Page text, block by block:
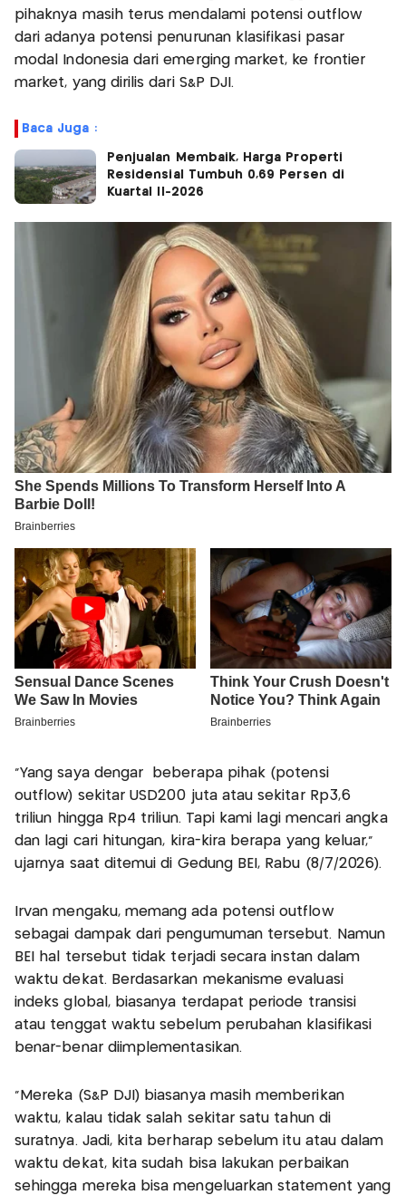
pihaknya masih terus mendalami potensi outflow
dari adanya potensi penurunan klasifikasi pasar
modal Indonesia dari emerging market, ke frontier
market, yang dirilis dari S&P DJI.
Baca Juga :
Penjualan Membaik, Harga Properti
Residensial Tumbuh 0,69 Persen di
Kuartal II-2026
"Yang saya dengar beberapa pihak (potensi
outflow) sekitar USD200 juta atau sekitar Rp3,6
triliun hingga Rp4 triliun. Tapi kami lagi mencari angka
dan lagi cari hitungan, kira-kira berapa yang keluar,"
ujarnya saat ditemui di Gedung BEI, Rabu (8/7/2026).
Irvan mengaku, memang ada potensi outflow
sebagai dampak dari pengumuman tersebut. Namun
BEI hal tersebut tidak terjadi secara instan dalam
waktu dekat. Berdasarkan mekanisme evaluasi
indeks global, biasanya terdapat periode transisi
atau tenggat waktu sebelum perubahan klasifikasi
benar-benar diimplementasikan.
“Mereka (S&P DJI) biasanya masih memberikan
waktu, kalau tidak salah sekitar satu tahun di
suratnya. Jadi, kita berharap sebelum itu atau dalam
waktu dekat, kita sudah bisa lakukan perbaikan
sehingga mereka bisa mengeluarkan statement yang